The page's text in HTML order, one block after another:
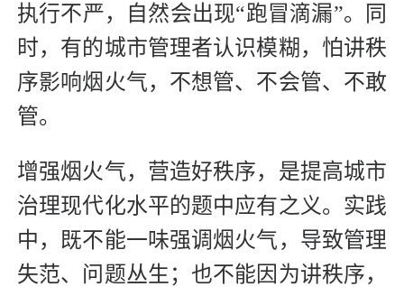
执行不严，自然会出现“跑冒滴漏”。同
时，有的城市管理者认识模糊，怕讲秩
序影响烟火气，不想管、不会管、不敢
管。
增强烟火气，营造好秩序，是提高城市
治理现代化水平的题中应有之义。实践
中，既不能一味强调烟火气，导致管理
失范、问题丛生；也不能因为讲秩序，